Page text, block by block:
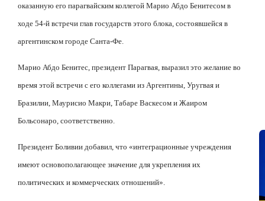
оказанную его парагвайским коллегой Марио Абдо Бенитесом в
ходе 54-й встречи глав государств этого блока, состоявшейся в
аргентинском городе Санта-Фе.
Марио Абдо Бенитес, президент Парагвая, выразил это желание во
время этой встречи с его коллегами из Аргентины, Уругвая и
Бразилии, Маурисио Макри, Табаре Васкесом и Жаиром
Больсонаро, соответственно.
Президент Боливии добавил, что «интеграционные учреждения
имеют основополагающее значение для укрепления их
политических и коммерческих отношений».